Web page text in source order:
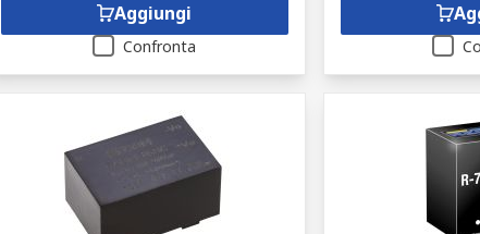
Aggiungi
Confronta